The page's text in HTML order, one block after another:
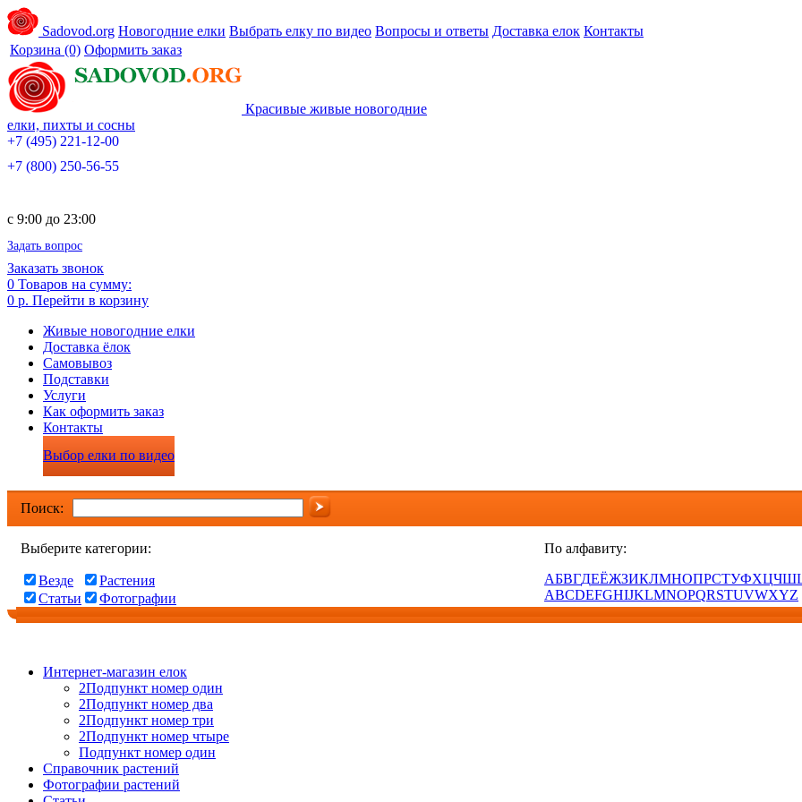
Sadovod.org Новогодние елки Выбрать елку по видео Вопросы и ответы Доставка елок Контакты
Корзина (0) Оформить заказ
Красивые живые новогодние
елки, пихты и сосны
+7 (495) 221-12-00
+7 (800) 250-56-55
c 9:00 до 23:00
Задать вопрос
Заказать звонок
0 Товаров на сумму:
0 р. Перейти в корзину
Живые новогодние елки
Доставка ёлок
Самовывоз
Подставки
Услуги
Как оформить заказ
Контакты
Выбор елки по видео
Поиск:
Выберите категории:
Везде
Растения
Статьи
Фотографии
По алфавиту:
АБВГДЕЁЖЗИКЛМНОПРСТУФХЦЧШ
ABCDEFGHIJKLMNOPQRSTUVWXYZ
Интернет-магазин елок
2Подпункт номер один
2Подпункт номер два
2Подпункт номер три
2Подпункт номер чтыре
Подпункт номер один
Справочник растений
Фотографии растений